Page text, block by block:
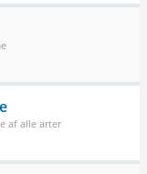
af alle arter